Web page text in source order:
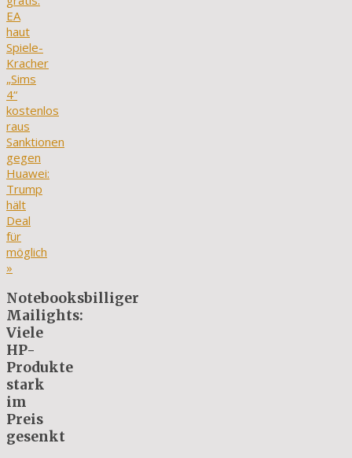
EA
haut
Spiele-
Kracher
„Sims
4“
kostenlos
raus
Sanktionen
gegen
Huawei:
Trump
hält
Deal
für
möglich
»
Notebooksbilliger
Mailights:
Viele
HP-
Produkte
stark
im
Preis
gesenkt